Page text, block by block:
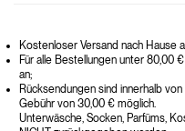
Kostenloser Versand nach Hause
Für alle Bestellungen unter 80,00
an;
Rücksendungen sind innerhalb
Gebühr von 30,00 € möglich.
Unterwäsche, Socken, Parfüms,